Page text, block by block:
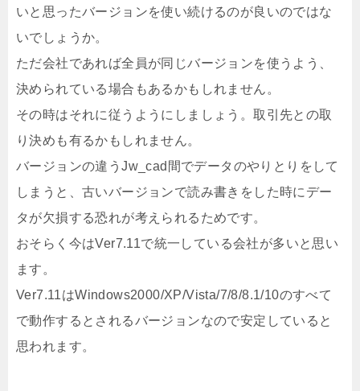
いと思ったバージョンを使い続けるのが良いのではな
いでしょうか。
ただ会社であれば全員が同じバージョンを使うよう、
決められている場合もあるかもしれません。
その時はそれに従うようにしましょう。取引先との取
り決めも有るかもしれません。
バージョンの違うJw_cad間でデータのやりとりをして
しまうと、古いバージョンで読み書きをした時にデー
タが欠損する恐れが考えられるためです。
おそらく今はVer7.11で統一している会社が多いと思い
ます。
Ver7.11はWindows2000/XP/Vista/7/8/8.1/10のすべて
で動作するとされるバージョンなので安定していると
思われます。